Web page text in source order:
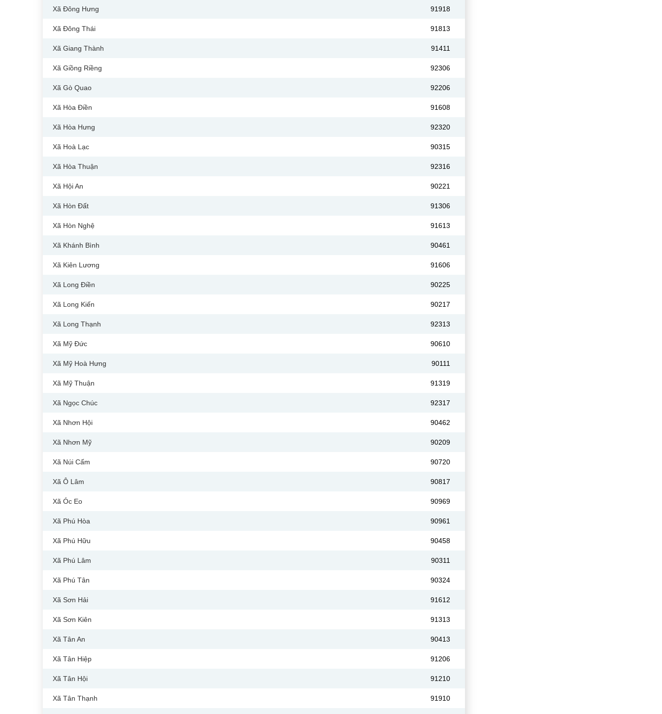
Xã Đông Hưng 91918
Xã Đông Thái 91813
Xã Giang Thành 91411
Xã Giồng Riềng 92306
Xã Gò Quao 92206
Xã Hòa Điền 91608
Xã Hòa Hưng 92320
Xã Hoà Lạc 90315
Xã Hòa Thuận 92316
Xã Hội An 90221
Xã Hòn Đất 91306
Xã Hòn Nghệ 91613
Xã Khánh Bình 90461
Xã Kiên Lương 91606
Xã Long Điền 90225
Xã Long Kiến 90217
Xã Long Thạnh 92313
Xã Mỹ Đức 90610
Xã Mỹ Hoà Hưng 90111
Xã Mỹ Thuận 91319
Xã Ngọc Chúc 92317
Xã Nhơn Hội 90462
Xã Nhơn Mỹ 90209
Xã Núi Cấm 90720
Xã Ô Lâm 90817
Xã Óc Eo 90969
Xã Phú Hòa 90961
Xã Phú Hữu 90458
Xã Phú Lâm 90311
Xã Phú Tân 90324
Xã Sơn Hải 91612
Xã Sơn Kiên 91313
Xã Tân An 90413
Xã Tân Hiệp 91206
Xã Tân Hội 91210
Xã Tân Thạnh 91910